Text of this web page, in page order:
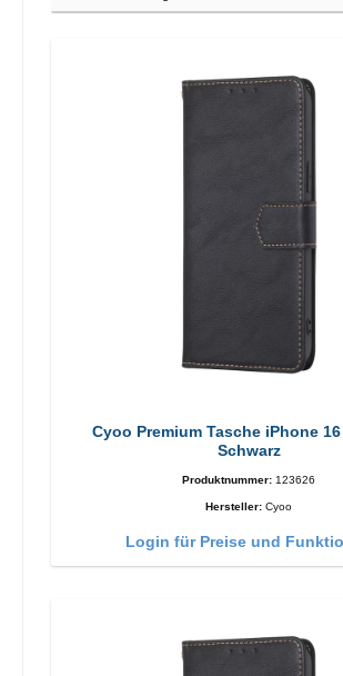
Cyoo Premium Tasche iPhone
Schwarz
Produktnummer: 123626
Hersteller: Cyoo
Login für Preise und